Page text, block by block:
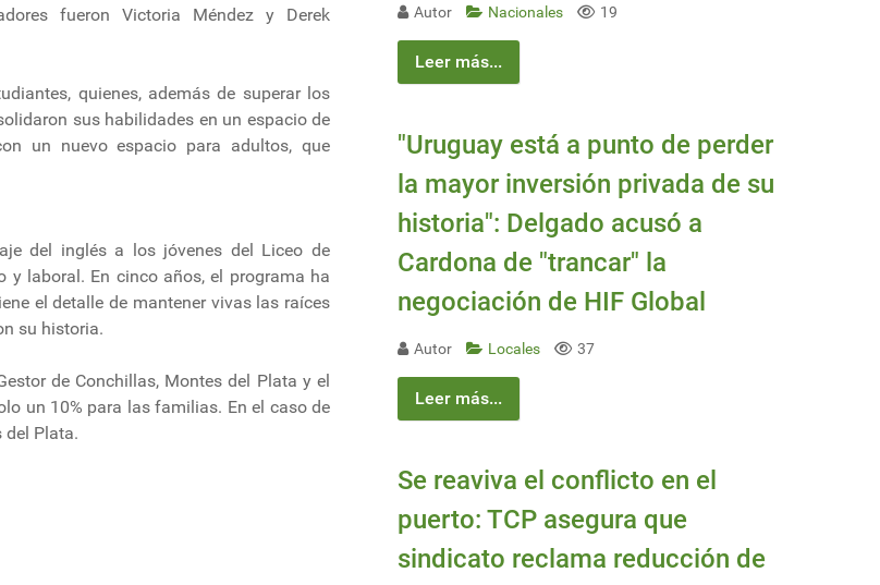
fueron Victoria Méndez y Derek
quienes, además de superar los
sus habilidades en un espacio de
un nuevo espacio para adultos, que
del inglés a los jóvenes del Liceo de
y laboral. En cinco años, el programa ha
el detalle de mantener vivas las raíces
su historia.
de Conchillas, Montes del Plata y el
un 10% para las familias. En el caso de
del Plata.
Autor Nacionales 19
Leer más...
"Uruguay está a punto de perder
la mayor inversión privada de su
historia": Delgado acusó a
Cardona de "trancar" la
negociación de HIF Global
Autor Locales 37
Leer más...
Se reaviva el conflicto en el
puerto: TCP asegura que
sindicato reclama reducción de